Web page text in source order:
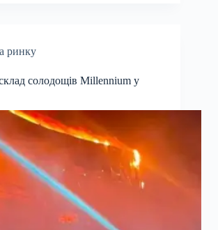
ринку
солодощів Millennium у